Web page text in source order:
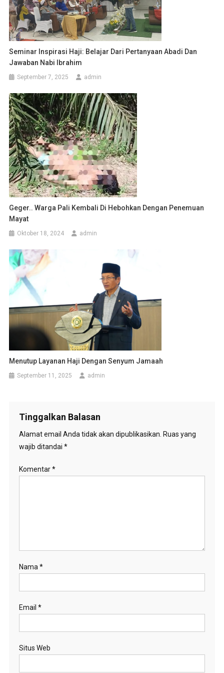
Seminar Inspirasi Haji: Belajar Dari Pertanyaan Abadi Dan
Jawaban Nabi Ibrahim
September 7, 2025 admin
Geger.. Warga Pali Kembali Di Hebohkan Dengan Penemuan
Mayat
Oktober 18, 2024 admin
Menutup Layanan Haji Dengan Senyum Jamaah
September 11, 2025 admin
Tinggalkan Balasan
Alamat email Anda tidak akan dipublikasikan. Ruas yang
wajib ditandai *
Komentar*
Nama*
Email *
Situs Web